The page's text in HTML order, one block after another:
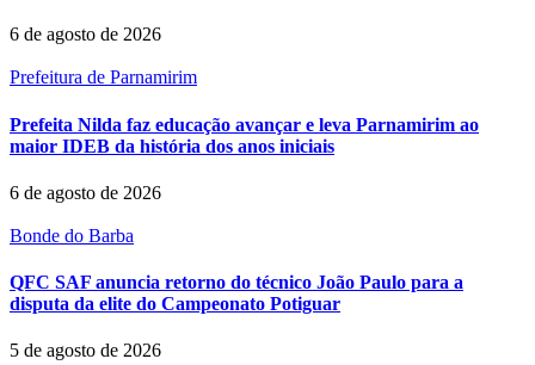
6 de agosto de 2026
Prefeitura de Parnamirim
Prefeita Nilda faz educação avançar e leva Parnamirim ao
maior IDEB da história dos anos iniciais
6 de agosto de 2026
Bonde do Barba
QFC SAF anuncia retorno do técnico João Paulo para a
disputa da elite do Campeonato Potiguar
5 de agosto de 2026